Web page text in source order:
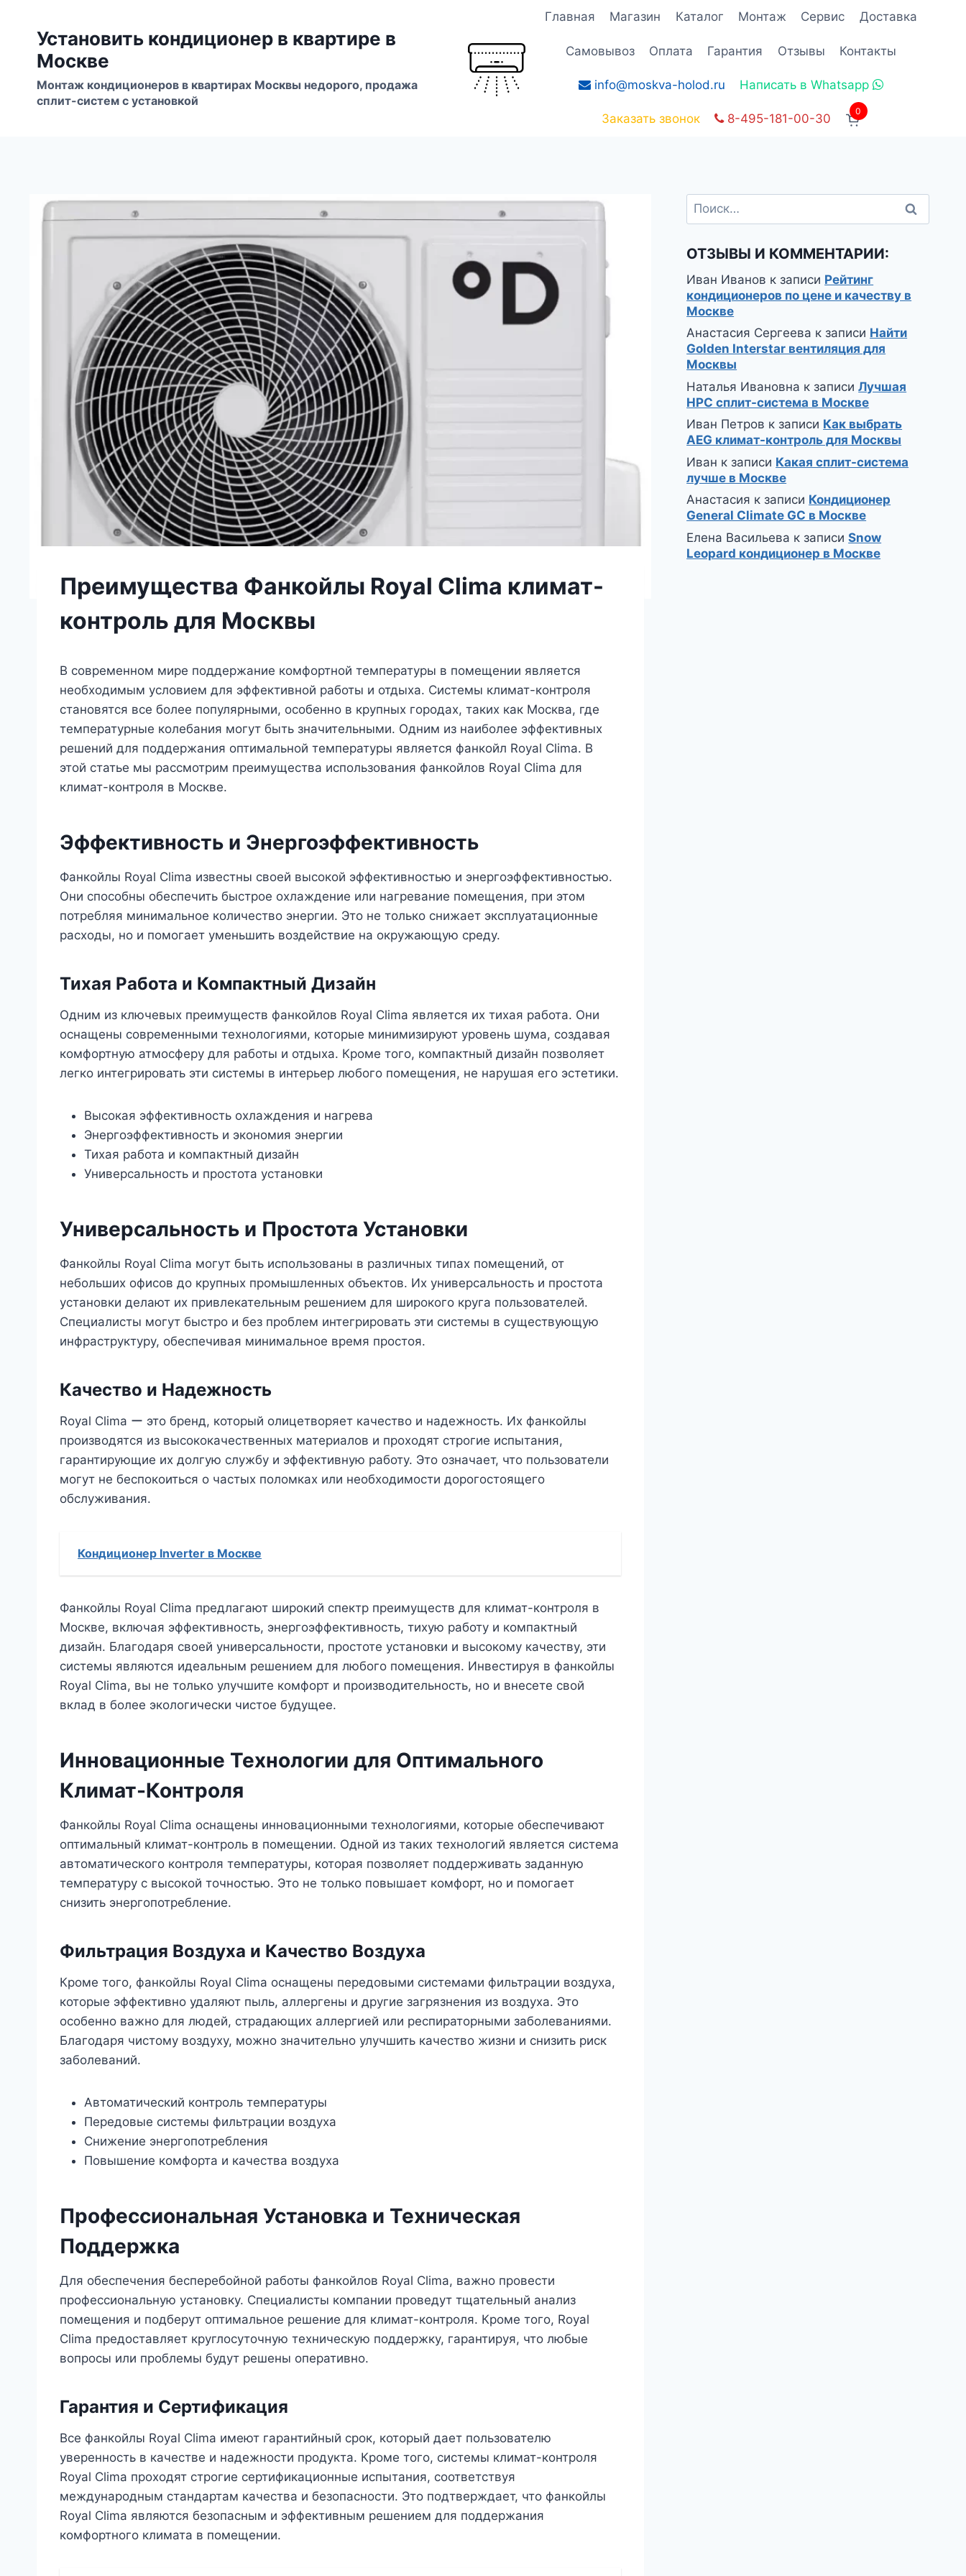
содержимому
Установить кондиционер в квартире в
Москве
Монтаж кондиционеров в квартирах Москвы недорого, продажа
сплит-систем с установкой
Главная Магазин Каталог Монтаж Сервис Доставка
Самовывоз Оплата Гарантия Отзывы Контакты
info@moskva-holod.ru Написать в Whatsapp
Заказать звонок 8-495-181-00-30
0
Преимущества Фанкойлы Royal Clima климат-
контроль для Москвы
В современном мире поддержание комфортной температуры в помещении является
необходимым условием для эффективной работы и отдыха. Системы климат-контроля
становятся все более популярными, особенно в крупных городах, таких как Москва, где
температурные колебания могут быть значительными. Одним из наиболее эффективных
решений для поддержания оптимальной температуры является фанкойл Royal Clima. В
этой статье мы рассмотрим преимущества использования фанкойлов Royal Clima для
климат-контроля в Москве.
Эффективность и Энергоэффективность
Фанкойлы Royal Clima известны своей высокой эффективностью и энергоэффективностью.
Они способны обеспечить быстрое охлаждение или нагревание помещения, при этом
потребляя минимальное количество энергии. Это не только снижает эксплуатационные
расходы, но и помогает уменьшить воздействие на окружающую среду.
Тихая Работа и Компактный Дизайн
Одним из ключевых преимуществ фанкойлов Royal Clima является их тихая работа. Они
оснащены современными технологиями, которые минимизируют уровень шума, создавая
комфортную атмосферу для работы и отдыха. Кроме того, компактный дизайн позволяет
легко интегрировать эти системы в интерьер любого помещения, не нарушая его эстетики.
Высокая эффективность охлаждения и нагрева
Энергоэффективность и экономия энергии
Тихая работа и компактный дизайн
Универсальность и простота установки
Универсальность и Простота Установки
Фанкойлы Royal Clima могут быть использованы в различных типах помещений, от
небольших офисов до крупных промышленных объектов. Их универсальность и простота
установки делают их привлекательным решением для широкого круга пользователей.
Специалисты могут быстро и без проблем интегрировать эти системы в существующую
инфраструктуру, обеспечивая минимальное время простоя.
Качество и Надежность
Royal Clima ー это бренд, который олицетворяет качество и надежность. Их фанкойлы
производятся из высококачественных материалов и проходят строгие испытания,
гарантирующие их долгую службу и эффективную работу. Это означает, что пользователи
могут не беспокоиться о частых поломках или необходимости дорогостоящего
обслуживания.
Кондиционер Inverter в Москве
Фанкойлы Royal Clima предлагают широкий спектр преимуществ для климат-контроля в
Москве, включая эффективность, энергоэффективность, тихую работу и компактный
дизайн. Благодаря своей универсальности, простоте установки и высокому качеству, эти
системы являются идеальным решением для любого помещения. Инвестируя в фанкойлы
Royal Clima, вы не только улучшите комфорт и производительность, но и внесете свой
вклад в более экологически чистое будущее.
Инновационные Технологии для Оптимального
Климат-Контроля
Фанкойлы Royal Clima оснащены инновационными технологиями, которые обеспечивают
оптимальный климат-контроль в помещении. Одной из таких технологий является система
автоматического контроля температуры, которая позволяет поддерживать заданную
температуру с высокой точностью. Это не только повышает комфорт, но и помогает
снизить энергопотребление.
Фильтрация Воздуха и Качество Воздуха
Кроме того, фанкойлы Royal Clima оснащены передовыми системами фильтрации воздуха,
которые эффективно удаляют пыль, аллергены и другие загрязнения из воздуха. Это
особенно важно для людей, страдающих аллергией или респираторными заболеваниями.
Благодаря чистому воздуху, можно значительно улучшить качество жизни и снизить риск
заболеваний.
Автоматический контроль температуры
Передовые системы фильтрации воздуха
Снижение энергопотребления
Повышение комфорта и качества воздуха
Профессиональная Установка и Техническая
Поддержка
Для обеспечения бесперебойной работы фанкойлов Royal Clima, важно провести
профессиональную установку. Специалисты компании проведут тщательный анализ
помещения и подберут оптимальное решение для климат-контроля. Кроме того, Royal
Clima предоставляет круглосуточную техническую поддержку, гарантируя, что любые
вопросы или проблемы будут решены оперативно.
Гарантия и Сертификация
Все фанкойлы Royal Clima имеют гарантийный срок, который дает пользователю
уверенность в качестве и надежности продукта. Кроме того, системы климат-контроля
Royal Clima проходят строгие сертификационные испытания, соответствуя
международным стандартам качества и безопасности. Это подтверждает, что фанкойлы
Royal Clima являются безопасным и эффективным решением для поддержания
комфортного климата в помещении.
Найти:
ОТЗЫВЫ И КОММЕНТАРИИ:
Иван Иванов к записи Рейтинг
кондиционеров по цене и качеству в
Москве
Анастасия Сергеева к записи Найти
Golden Interstar вентиляция для
Москвы
Наталья Ивановна к записиЛучшая
HPC сплит-система в Москве
Иван Петров к записи Как выбрать
AEG климат-контроль для Москвы
Иван к записи Какая сплит-система
лучше в Москве
Анастасия к записи Кондиционер
General Climate GC в Москве
Елена Васильева к записиSnow
Leopard кондиционер в Москве